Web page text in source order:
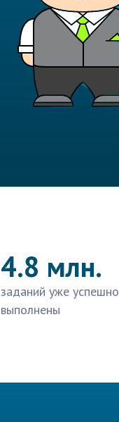
4.8 млн.
заданий уже успешно
выполнены